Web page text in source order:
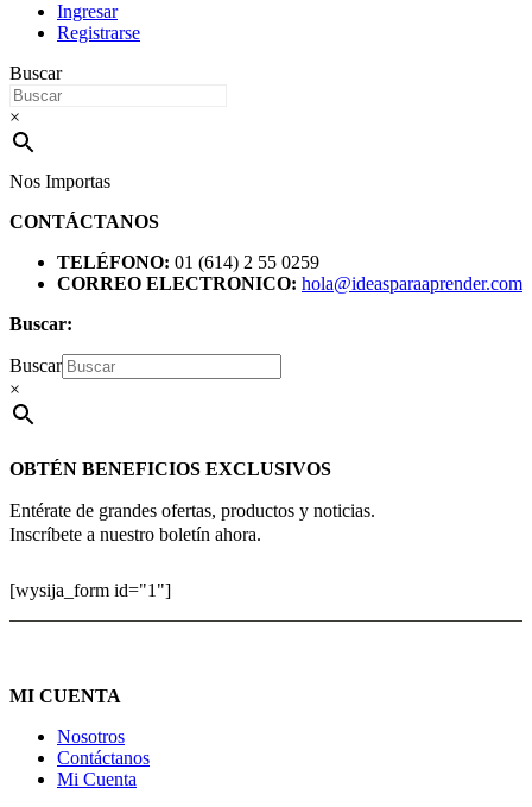
Ingresar
Registrarse
Buscar
×
Nos Importas
CONTÁCTANOS
TELÉFONO: 01 (614) 2 55 0259
CORREO ELECTRONICO: hola@ideasparaaprender.com
Buscar:
Buscar
×
OBTÉN BENEFICIOS EXCLUSIVOS
Entérate de grandes ofertas, productos y noticias.
Inscríbete a nuestro boletín ahora.
[wysija_form id="1"]
MI CUENTA
Nosotros
Contáctanos
Mi Cuenta